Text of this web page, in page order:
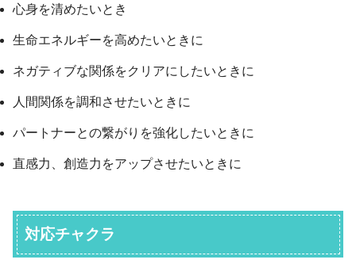
心身を清めたいとき
生命エネルギーを高めたいときに
ネガティブな関係をクリアにしたいときに
人間関係を調和させたいときに
パートナーとの繋がりを強化したいときに
直感力、創造力をアップさせたいときに
対応チャクラ